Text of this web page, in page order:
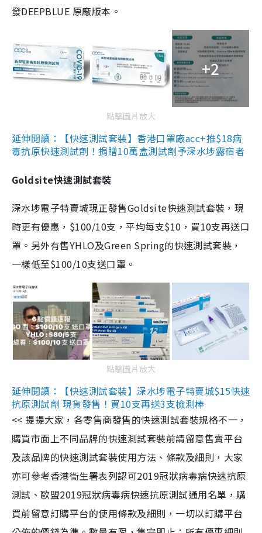
發DEEPBLUE 原廠版本。
+2
點擊圖片放大
延伸閱讀：【快速測試套裝】香港口罩廠acc+推$18病
毒抗原快速測試劑！捐贈10萬盒測試劑予深水埗露宿者
Goldsite快速測試套裝
深水埗電子特賣城現正發售Goldsite快速測試套裝，現
時更有優惠，$100/10支，平均每支$10，買10支再送口
罩。另外有售YHLO及Green Spring的快速測試套裝，
一樣低至$100/10支送口罩。
點擊圖片放大
延伸閱讀：【快速測試套裝】深水埗電子特賣城$15快速
抗原測試劑 現貨發售！買10支再送3支檢測棒
<< 提提大家，各零售商發售的快速測試套裝規格不一，
購買市面上不同品牌的快速測試套裝前請留意售賣平台
及該品牌的快速測試套裝使用方法、條款及細則，大家
亦可參考香港衞生署表列認可2019冠狀病毒病快速抗原
測試、歐盟2019冠狀病毒病快速抗原測試通用名單，購
買前留意訂購平台的使用條款及細則，一切以訂購平台